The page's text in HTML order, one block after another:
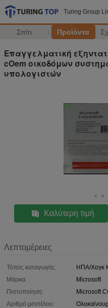
Turing Group
Σπίτι Προϊόντα
Επαγγελματική
cOem οικοδόμων
υπολογιστών
Καλύτερη τιμή
Λεπτομέρειες
Τόπος καταγωγής:
ΗΠΑ/Χογκ
Μάρκα:
Microsoft
Πιστοποίηση:
Microsoft
Αριθμό μοντέλου: